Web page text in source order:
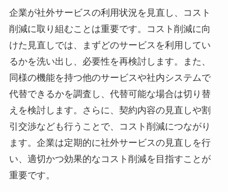
企業が社外サービスの利用状況を見直し、コスト
削減に取り組むことは重要です。コスト削減に向
けた見直しでは、まずどのサービスを利用してい
るかを洗い出し、必要性を再検討します。また、
同様の機能を持つ他のサービスや社内システムで
代替できるかを調査し、代替可能な場合は切り替
えを検討します。さらに、契約内容の見直しや割
引交渉なども行うことで、コスト削減につながり
ます。企業は定期的に社外サービスの見直しを行
い、適切かつ効果的なコスト削減を目指すことが
重要です。